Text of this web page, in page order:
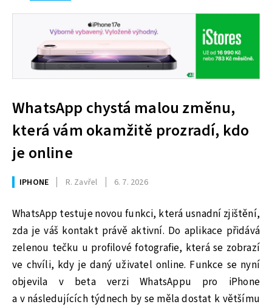
WhatsApp chystá malou změnu,
která vám okamžitě prozradí, kdo
je online
IPHONE R. Zavřel 6. 7. 2026
WhatsApp testuje novou funkci, která usnadní zjištění,
zda je váš kontakt právě aktivní. Do aplikace přidává
zelenou tečku u profilové fotografie, která se zobrazí
ve chvíli, kdy je daný uživatel online. Funkce se nyní
objevila v beta verzi WhatsAppu pro iPhone
a v následujících týdnech by se měla dostat k většímu